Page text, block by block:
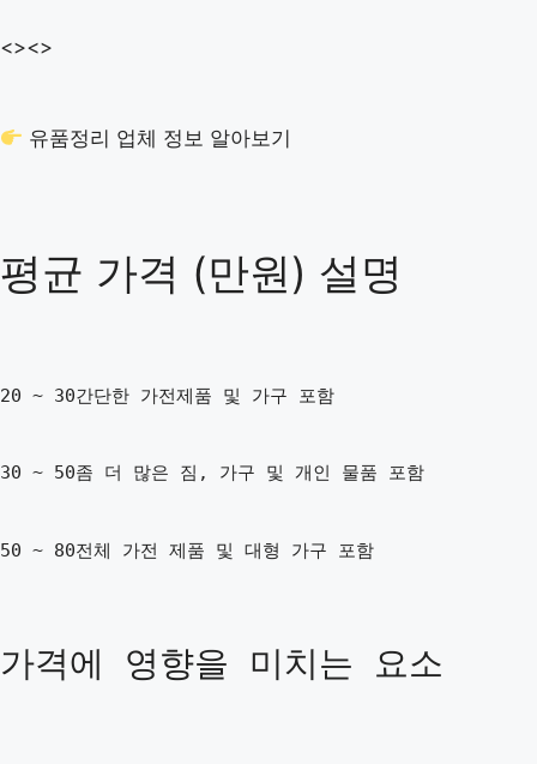
<><>
유품정리 업체 정보 알아보기
평균 가격 (만원) 설명
20 ~ 30간단한 가전제품 및 가구 포함
30 ~ 50좀 더 많은 짐, 가구 및 개인 물품 포함
50 ~ 80전체 가전 제품 및 대형 가구 포함
가격에 영향을 미치는 요소